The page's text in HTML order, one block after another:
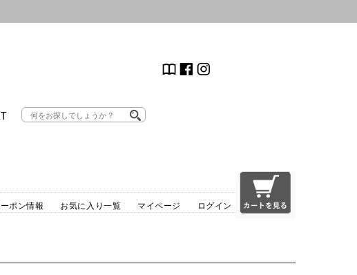
ポン情報
お気に入り一覧 マイページ ログイン